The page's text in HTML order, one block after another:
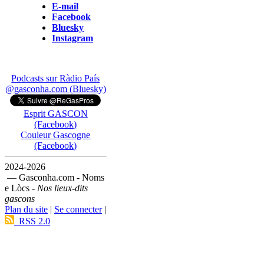
E-mail
Facebook
Bluesky
Instagram
Podcasts sur Ràdio País
@gasconha.com (Bluesky)
Esprit GASCON
(Facebook)
Couleur Gascogne
(Facebook)
2024-2026
— Gasconha.com - Noms
e Lòcs - Nos lieux-dits
gascons
Plan du site | Se connecter|
RSS 2.0